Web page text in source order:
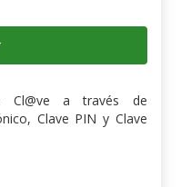
Cl@ve a través de
Clave PIN y Clave